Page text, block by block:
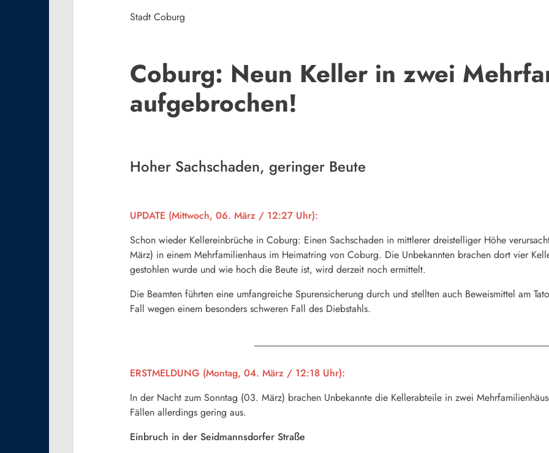
Stadt Coburg
Coburg: Neun Keller in zwei
aufgebrochen!
Hoher Sachschaden, geringer Beute
UPDATE (Mittwoch, 06. März / 12:27 Uhr):
Schon wieder Kellereinbrüche in Coburg: Einen Sachschaden in mittlerer dreistelliger Höhe
März) in einem Mehrfamilienhaus im Heimatring von Coburg. Die Unbekannten brachen dort vier
gestohlen wurde und wie hoch die Beute ist, wird derzeit noch ermittelt.
Die Beamten führten eine umfangreiche Spurensicherung durch und stellten auch Beweismittel am
Fall wegen einem besonders schweren Fall des Diebstahls.
ERSTMELDUNG (Montag, 04. März / 12:18 Uhr):
In der Nacht zum Sonntag (03. März) brachen Unbekannte die Kellerabteile in zwei
Fällen allerdings gering aus.
Einbruch in der Seidmannsdorfer Straße